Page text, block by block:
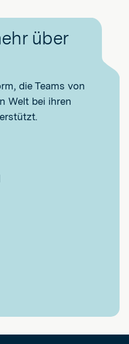
über
die Teams von
Welt bei ihren